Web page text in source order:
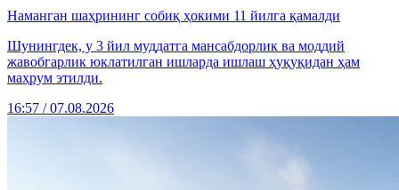
Наманган шаҳрининг собиқ ҳокими 11 йилга қамалди
Шунингдек, у 3 йил муддатга мансабдорлик ва моддий
жавобгарлик юклатилган ишларда ишлаш ҳуқуқидан ҳам
маҳрум этилди.
16:57 / 07.08.2026